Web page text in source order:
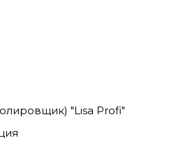
"Lisa Profi"